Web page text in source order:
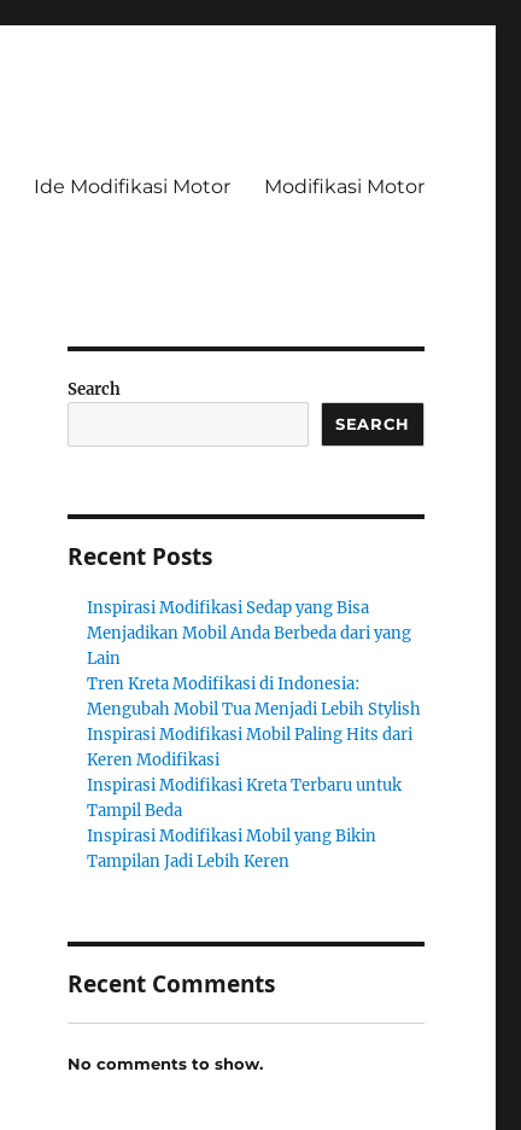
Ide Modifikasi Motor Modifikasi Motor
Search
SEARCH
Recent Posts
Inspirasi Modifikasi Sedap yang Bisa
Menjadikan Mobil Anda Berbeda dari yang
Lain
Tren Kreta Modifikasi di Indonesia:
Mengubah Mobil Tua Menjadi Lebih Stylish
Inspirasi Modifikasi Mobil Paling Hits dari
Keren Modifikasi
Inspirasi Modifikasi Kreta Terbaru untuk
Tampil Beda
Inspirasi Modifikasi Mobil yang Bikin
Tampilan Jadi Lebih Keren
Recent Comments
No comments to show.